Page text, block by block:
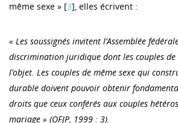
même sexe » [3], elles écrivent :
« Les soussignés invitent l’Assemblée
discrimination juridique dont les couples de
l’objet. Les couples de même sexe qui
durable doivent pouvoir obtenir
droits que ceux conférés aux couples
mariage » (OFJP, 1999 : 3).